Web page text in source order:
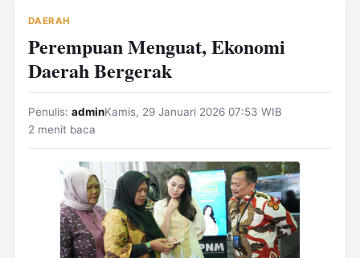
DAERAH
Perempuan Menguat, Ekonomi
Daerah Bergerak
Penulis: adminKamis, 29 Januari 2026 07:53 WIB
2 menit baca